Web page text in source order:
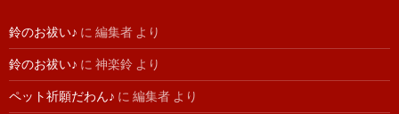
鈴のお祓い♪ に 編集者 より
鈴のお祓い♪ に 神楽鈴 より
ペット祈願だわん♪ に 編集者 より